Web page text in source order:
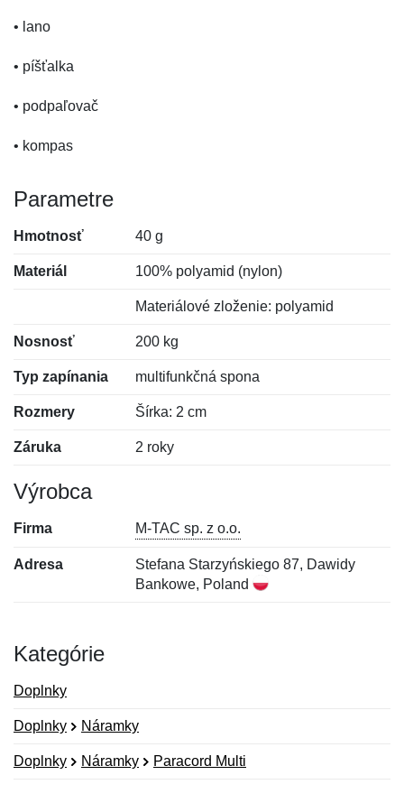
• lano
• píšťalka
• podpaľovač
• kompas
Parametre
Hmotnosť 40 g
Materiál 100% polyamid (nylon)
Materiálové zloženie: polyamid
Nosnosť 200 kg
Typ zapínania multifunkčná spona
Rozmery Šírka: 2 cm
Záruka 2 roky
Výrobca
Firma M-TAC sp. z o.o.
Adresa
Stefana Starzyńskiego 87, Dawidy
Bankowe, Poland
Kategórie
Doplnky
Doplnky Náramky
Doplnky Náramky Paracord Multi